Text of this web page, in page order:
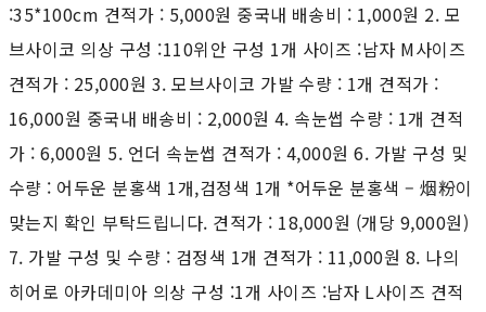
:35*100cm 견적가 : 5,000원 중국내 배송비 : 1,000원 2. 모
브사이코 의상 구성 :110위안 구성 1개 사이즈 :남자 M사이즈
견적가 : 25,000원 3. 모브사이코 가발 수량 : 1개 견적가 :
16,000원 중국내 배송비 : 2,000원 4. 속눈썹 수량 : 1개 견적
가 : 6,000원 5. 언더 속눈썹 견적가 : 4,000원 6. 가발 구성 및
수량 : 어두운 분홍색 1개,검정색 1개 *어두운 분홍색 – 烟粉이
맞는지 확인 부탁드립니다. 견적가 : 18,000원 (개당 9,000원)
7. 가발 구성 및 수량 : 검정색 1개 견적가 : 11,000원 8. 나의
히어로 아카데미아 의상 구성 :1개 사이즈 :남자 L사이즈 견적